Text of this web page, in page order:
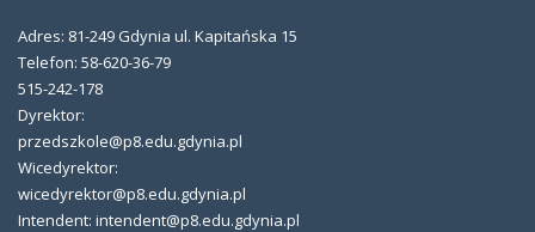
Adres: 81-249 Gdynia ul. Kapitańska 15
Telefon: 58-620-36-79
515-242-178
Dyrektor:
przedszkole@p8.edu.gdynia.pl
Wicedyrektor:
wicedyrektor@p8.edu.gdynia.pl
Intendent: intendent@p8.edu.gdynia.pl